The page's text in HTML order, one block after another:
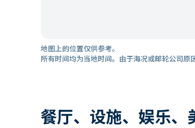
地图上的位置仅供参考。
所有时间均为当地时间。由于海况或邮轮公司原
餐厅、设施、娱乐、